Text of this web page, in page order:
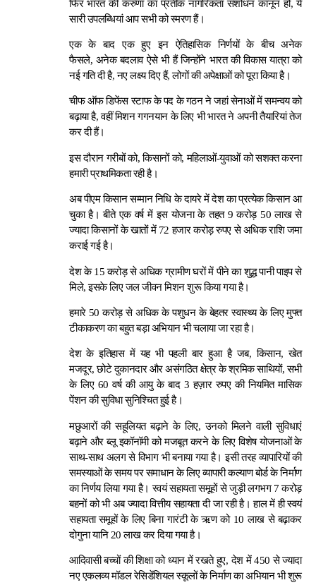
फिर भारत की करुणा का प्रतीक नागरिकता संशोधन कानून हो, ये
सारी उपलब्धियां आप सभी को स्मरण हैं।
एक के बाद एक हुए इन ऐतिहासिक निर्णयों के बीच अनेक
फैसले, अनेक बदलाव ऐसे भी हैं जिन्होंने भारत की विकास यात्रा को
नई गति दी है, नए लक्ष्य दिए हैं, लोगों की अपेक्षाओं को पूरा किया है।
चीफ ऑफ डिफेंस स्टाफ के पद के गठन ने जहां सेनाओं में समन्वय को
बढ़ाया है, वहीं मिशन गगनयान के लिए भी भारत ने अपनी तैयारियां तेज
कर दी हैं।
इस दौरान गरीबों को, किसानों को, महिलाओं-युवाओं को सशक्त करना
हमारी प्राथमिकता रही है।
अब पीएम किसान सम्मान निधि के दायरे में देश का प्रत्येक किसान आ
चुका है। बीते एक वर्ष में इस योजना के तहत 9 करोड़ 50 लाख से
ज्यादा किसानों के खातों में 72 हजार करोड़ रुपए से अधिक राशि जमा
कराई गई है।
देश के 15 करोड़ से अधिक ग्रामीण घरों में पीने का शुद्ध पानी पाइप से
मिले, इसके लिए जल जीवन मिशन शुरू किया गया है।
हमारे 50 करोड़ से अधिक के पशुधन के बेहतर स्वास्थ्य के लिए मुफ्त
टीकाकरण का बहुत बड़ा अभियान भी चलाया जा रहा है।
देश के इतिहास में यह भी पहली बार हुआ है जब, किसान, खेत
मजदूर, छोटे दुकानदार और असंगठित क्षेत्र के श्रमिक साथियों, सभी
के लिए 60 वर्ष की आयु के बाद 3 हज़ार रुपए की नियमित मासिक
पेंशन की सुविधा सुनिश्चित हुई है।
मछुआरों की सहूलियत बढ़ाने के लिए, उनको मिलने वाली सुविधाएं
बढ़ाने और ब्लू इकॉनॉमी को मजबूत करने के लिए विशेष योजनाओं के
साथ-साथ अलग से विभाग भी बनाया गया है। इसी तरह व्यापारियों की
समस्याओं के समय पर समाधान के लिए व्यापारी कल्याण बोर्ड के निर्माण
का निर्णय लिया गया है। स्वयं सहायता समूहों से जुड़ी लगभग 7 करोड़
बहनों को भी अब ज्यादा वित्तीय सहायता दी जा रही है। हाल में ही स्वयं
सहायता समूहों के लिए बिना गारंटी के ऋण को 10 लाख से बढ़ाकर
दोगुना यानि 20 लाख कर दिया गया है।
आदिवासी बच्चों की शिक्षा को ध्यान में रखते हुए, देश में 450 से ज्यादा
नए एकलव्य मॉडल रेसिडेंशियल स्कूलों के निर्माण का अभियान भी शुरू